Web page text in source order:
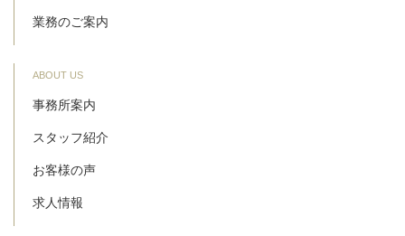
業務のご案内
ABOUT US
事務所案内
スタッフ紹介
お客様の声
求人情報